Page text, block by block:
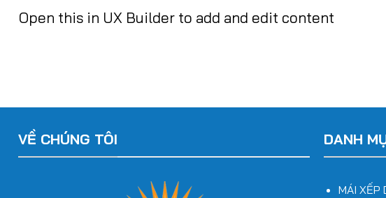
Open this in UX Builder to add and edit content
VỀ CHÚNG TÔI DANH
MÁI XẾP